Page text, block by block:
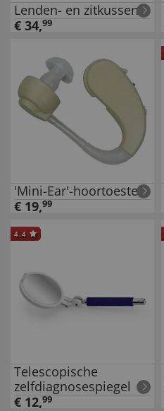
Lenden- en zitkussen
€ 34,99
'Mini-Ear'-hoortoestel
€ 19,99
4.4
Telescopische
zelfdiagnosespiegel
€ 12,99